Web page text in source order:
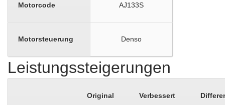
Motorcode AJ133S
Motorsteuerung Denso
Leistungssteigerungen
Original Verbessert